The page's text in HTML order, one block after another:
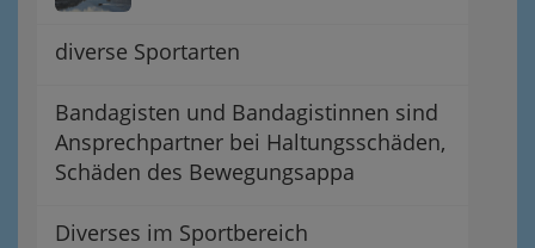
diverse Sportarten
Bandagisten und Bandagistinnen sind
Ansprechpartner bei Haltungsschäden,
Schäden des Bewegungsappa
Diverses im Sportbereich